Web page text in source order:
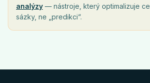
analýzy — nástroje, který optimalizuje
sázky, ne „predikci“.